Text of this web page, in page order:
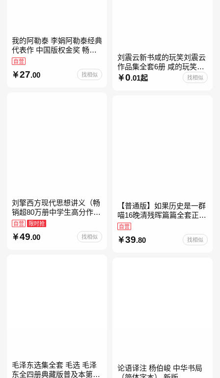
我的阿勒泰 李娟阿勒泰经典
代表作 中国版权金奖 畅销
超200万册 同名剧8.9分爆款
北疆大地的旷野之梦 当当自
营
自营
27.00 找相似
刘震云新书咸的玩笑刘震云
作品集全套6册 咸的玩笑
+一句顶一万句+一日三秋
+我不是潘金莲+我叫刘跃进
0.01起 找相似
刘擎西方现代思想讲义（畅
销超80万册中学生高分作文
素材库常驻寒暑假阅读书
单，奇葩说导师刘擎经典之
作讲透西方思想史，哲学知
自营 限时抢
49.00 找相似
【普通版】如果历史是一群
喵16晚清残晖篇篇全套正版
1-156册肥志著漫画8周年纪
念版套装3册小学生课外阅
读儿童西游喵知识
自营
39.80 找相似
毛泽东选集全套 毛选 毛泽
东全四册典藏版普及本第一
论语译注 杨伯峻 中华书局